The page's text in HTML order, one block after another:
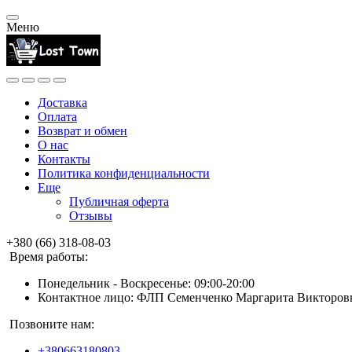
Меню
Доставка
Оплата
Возврат и обмен
О нас
Контакты
Политика конфиденциальности
Еще
Публичная оферта
Отзывы
+380 (66) 318-08-03
Время работы:
Понедельник - Воскресенье: 09:00-20:00
Контактное лицо: ФЛП Семенченко Маргарита
Позвоните нам: